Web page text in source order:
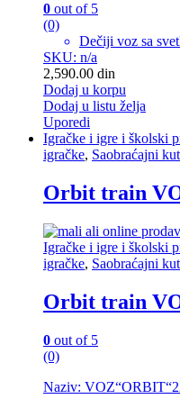
0 out of 5
(0)
Dečiji voz sa
SKU: n/a
2,590.00 din
Dodaj u korpu
Dodaj u listu želja
Uporedi
Igračke i igre i školski
igračke, Saobraćajni
Orbit train
Igračke i igre i školski
igračke, Saobraćajni
Orbit train
0 out of 5
(0)
Naziv: